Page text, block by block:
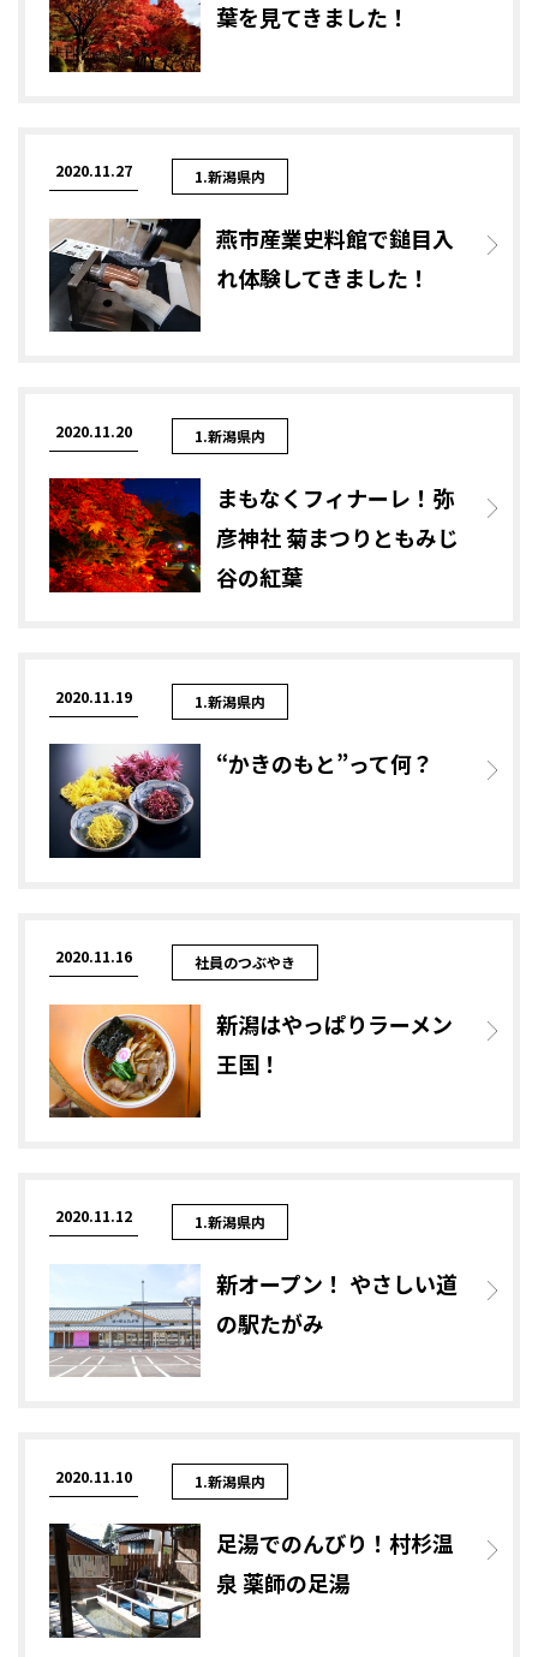
葉を見てきました！
2020.11.27 1.新潟県内
燕市産業史料館で鎚目入
れ体験してきました！
2020.11.20 1.新潟県内
まもなくフィナーレ！弥
彦神社 菊まつりともみじ
谷の紅葉
2020.11.19 1.新潟県内
“かきのもと”って何？
2020.11.16 社員のつぶやき
新潟はやっぱりラーメン
王国！
2020.11.12 1.新潟県内
新オープン！ やさしい道
の駅たがみ
2020.11.10 1.新潟県内
足湯でのんびり！村杉温
泉 薬師の足湯